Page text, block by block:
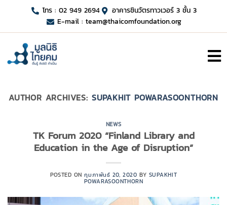
โทร : 02 949 2694
อาคารชินวัตรทาวเวอร์ 3 ชั้น 3
E-mail :team@thaicomfoundation.org
AUTHOR ARCHIVES: SUPAKHIT POWARASOONTHORN
NEWS
TK Forum 2020 “Finland Library and
Education in the Age of Disruption”
POSTED ONกุมภาพันธ์ 20, 2020 BY SUPAKHIT
POWARASOONTHORN